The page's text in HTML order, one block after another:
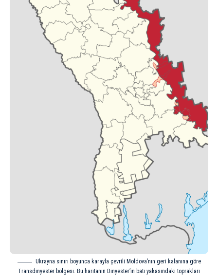
Ukrayna sınırı boyunca karayla çevrili Moldova’nın geri kalanına göre
Transdinyester bölgesi. Bu haritanın Dinyester’in batı yakasındaki toprakları